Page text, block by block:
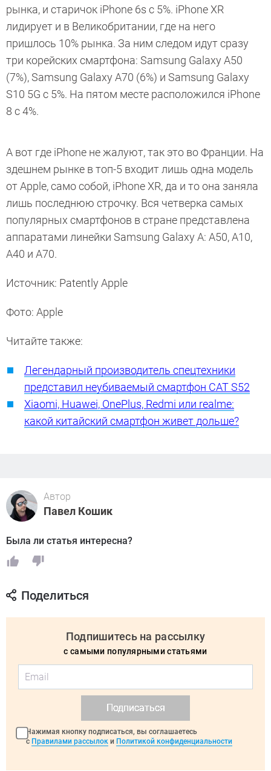
рынка, и старичок iPhone 6s с 5%. iPhone XR
лидирует и в Великобритании, где на него
пришлось 10% рынка. За ним следом идут сразу
три корейских смартфона: Samsung Galaxy А50
(7%), Samsung Galaxy А70 (6%) и Samsung Galaxy
S10 5G с 5%. На пятом месте расположился iPhone
8 с 4%.
А вот где iPhone не жалуют, так это во Франции. На
здешнем рынке в топ-5 входит лишь одна модель
от Apple, само собой, iPhone XR, да и то она заняла
лишь последнюю строчку. Вся четверка самых
популярных смартфонов в стране представлена
аппаратами линейки Samsung Galaxy А: А50, А10,
А40 и А70.
Источник: Patently Apple
Фото: Apple
Читайте также:
Легендарный производитель спецтехники
представил неубиваемый смартфон CAT S52
Xiaomi, Huawei, OnePlus, Redmi или realme:
какой китайский смартфон живет дольше?
Автор
Павел Кошик
Была ли статья интересна?
Поделиться
Подпишитесь на рассылку
с самыми популярными статьями
Подписаться
Нажимая кнопку подписаться, вы соглашаетесь
с Правилами рассылок и Политикой конфиденциальности